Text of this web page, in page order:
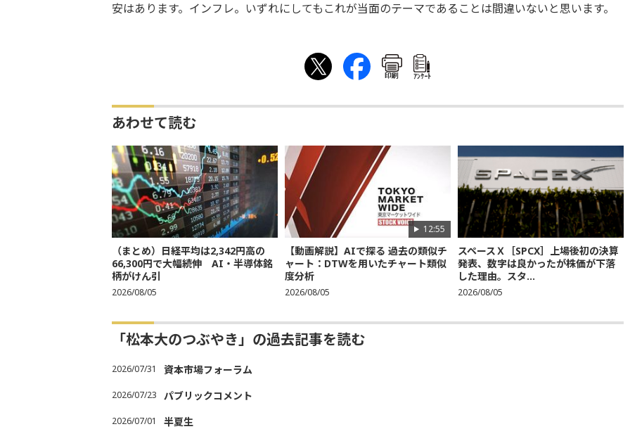
安はあります。インフレ。いずれにしてもこれが当面のテーマであることは間違いないと思います。
印刷 ｱﾝｹｰﾄ
あわせて読む
（まとめ）日経平均は2,342円高の
66,300円で大幅続伸 AI・半導体銘
柄がけん引
2026/08/05
12:55
【動画解説】AIで探る 過去の類似チ
ャート：DTWを用いたチャート類似
度分析
2026/08/05
スペースＸ［SPCX］上場後初の決算
発表、数字は良かったが株価が下落
した理由。スタ...
2026/08/05
「松本大のつぶやき」の過去記事を読む
2026/07/31 資本市場フォーラム
2026/07/23 パブリックコメント
2026/07/01 半夏生